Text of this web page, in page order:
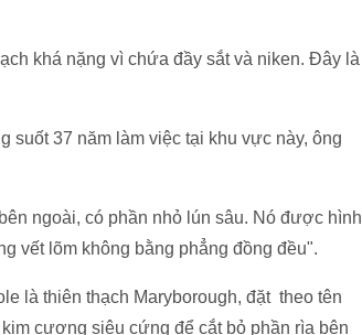
khá nặng vì chứa đầy sắt và niken. Đây là
suốt 37 năm làm việc tại khu vực này, ông
ngoài, có phần nhỏ lún sâu. Nó được hình
vết lõm không bằng phẳng đồng đều".
là thiên thạch Maryborough, đặt theo tên
cương siêu cứng để cắt bỏ phần rìa bên